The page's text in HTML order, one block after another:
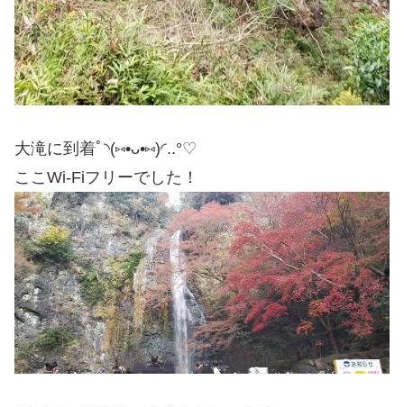
大滝に到着ﾟ◝(⑅•ᴗ•⑅)◜..°♡
ここWi-Fiフリーでした！